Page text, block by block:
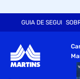
GUIA DE